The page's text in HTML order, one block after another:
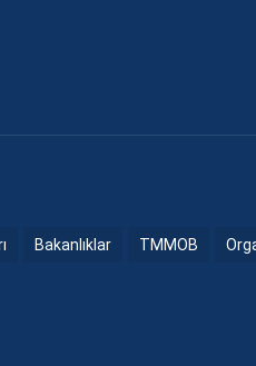
Bakanlıklar TMMOB